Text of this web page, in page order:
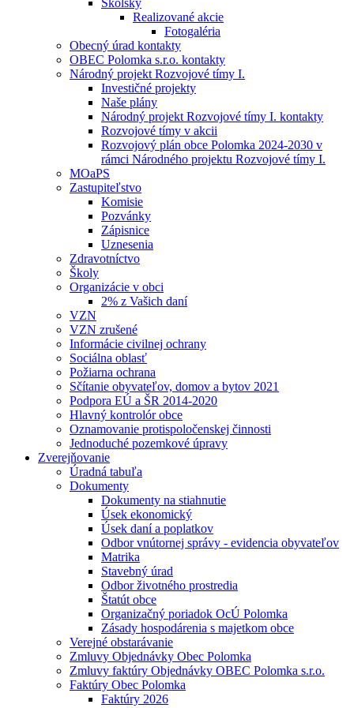
Školský
Realizované akcie
Fotogaléria
Obecný úrad kontakty
OBEC Polomka s.r.o. kontakty
Národný projekt Rozvojové tímy I.
Investičné projekty
Naše plány
Národný projekt Rozvojové tímy I. kontakty
Rozvojové tímy v akcii
Rozvojový plán obce Polomka 2024-2030 v
rámci Národného projektu Rozvojové tímy I.
MOaPS
Zastupiteľstvo
Komisie
Pozvánky
Zápisnice
Uznesenia
Zdravotníctvo
Školy
Organizácie v obci
2% z Vašich daní
VZN
VZN zrušené
Informácie civilnej ochrany
Sociálna oblasť
Požiarna ochrana
Sčítanie obyvateľov, domov a bytov 2021
Podpora EÚ a ŠR 2014-2020
Hlavný kontrolór obce
Oznamovanie protispoločenskej činnosti
Jednoduché pozemkové úpravy
Zverejňovanie
Úradná tabuľa
Dokumenty
Dokumenty na stiahnutie
Úsek ekonomický
Úsek daní a poplatkov
Odbor vnútornej správy - evidencia obyvateľov
Matrika
Stavebný úrad
Odbor životného prostredia
Štatút obce
Organizačný poriadok OcÚ Polomka
Zásady hospodárenia s majetkom obce
Verejné obstarávanie
Zmluvy Objednávky Obec Polomka
Zmluvy faktúry Objednávky OBEC Polomka s.r.o.
Faktúry Obec Polomka
Faktúry 2026